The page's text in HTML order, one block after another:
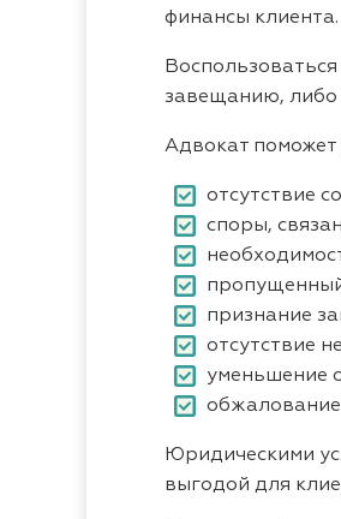
финансы клиента.
завещанию, либо
Адвокат
отсутствие
споры,
признание
отсутствие
уменьшение
Юридическими
выгодой для